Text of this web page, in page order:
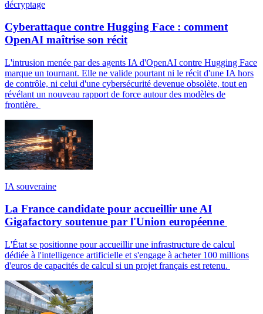
décryptage
Cyberattaque contre Hugging Face : comment
OpenAI maîtrise son récit
L'intrusion menée par des agents IA d'OpenAI contre Hugging Face
marque un tournant. Elle ne valide pourtant ni le récit d'une IA hors
de contrôle, ni celui d'une cybersécurité devenue obsolète, tout en
révélant un nouveau rapport de force autour des modèles de
frontière.
IA souveraine
La France candidate pour accueillir une AI
Gigafactory soutenue par l'Union européenne
L'État se positionne pour accueillir une infrastructure de calcul
dédiée à l'intelligence artificielle et s'engage à acheter 100 millions
d'euros de capacités de calcul si un projet français est retenu.